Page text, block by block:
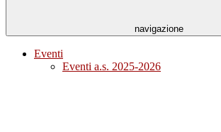
navigazione
Eventi
Eventi a.s. 2025-2026